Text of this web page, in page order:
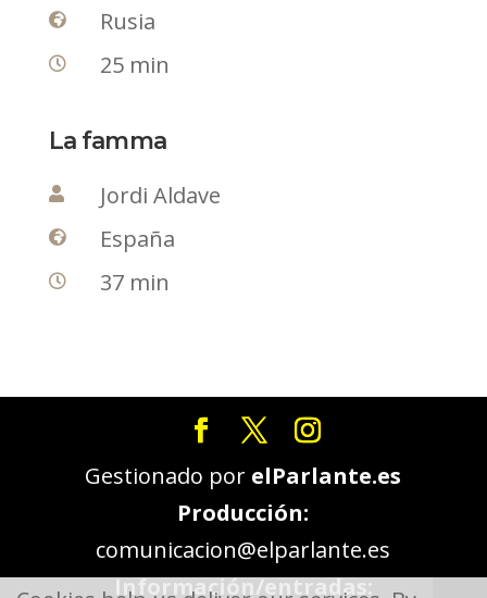
 Rusia
 25 min
La famma
 Jordi Aldave
 España
 37 min
Gestionado por elParlante.es
Producción:
comunicacion@elparlante.es
Información/entradas: